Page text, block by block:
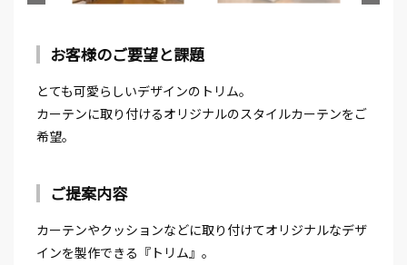
お客様のご要望と課題
とても可愛らしいデザインのトリム。
カーテンに取り付けるオリジナルのスタイルカーテンをご
希望。
ご提案内容
カーテンやクッションなどに取り付けてオリジナルなデザ
インを製作できる『トリム』。